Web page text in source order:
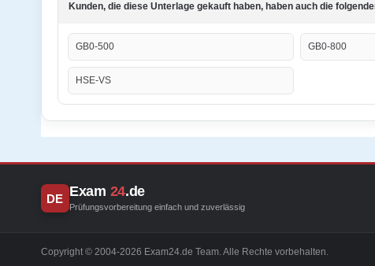
Kunden, die diese Unterlage gekauft haben, haben auch die
GB0-500 GB0-800
HSE-VS
DE Exam 24.de
Prüfungsvorbereitung einfach und zuverlässig
Copyright © 2004-2026 Exam24.de Team. Alle Rechte vorbehalten.